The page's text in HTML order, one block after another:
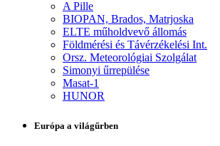
A Pille
BIOPAN, Brados, Matrjoska
ELTE műholdvevő állomás
Földmérési és Távérzékelési Int.
Orsz. Meteorológiai Szolgálat
Simonyi űrrepülése
Masat-1
HUNOR
Európa a világűrben